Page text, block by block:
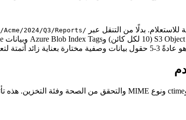
للاستعلام. بدلًا من التنقل عبر /Clients/Acme/2024/Q3/Reports/